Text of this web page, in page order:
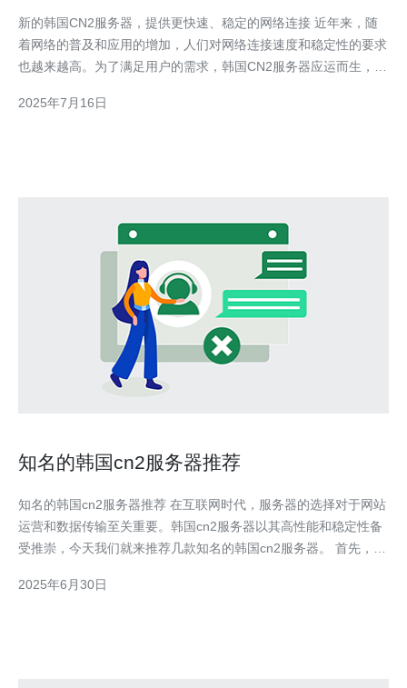
新的韩国CN2服务器，提供更快速、稳定的网络连接 近年来，随
着网络的普及和应用的增加，人们对网络连接速度和稳定性的要求
也越来越高。为了满足用户的需求，韩国CN2服务器应运而生，通
韩国CN2服务器采用先进的技术和设备，能够提供更快速的网络连
2025年7月16日
知名的韩国cn2服务器推荐
知名的韩国cn2服务器推荐 在互联网时代，服务器的选择对于网站
运营和数据传输至关重要。韩国cn2服务器以其高性能和稳定性备
受推崇，今天我们就来推荐几款知名的韩国cn2服务器。 首先，让
旗下的一个高速网络服务，其连接速度快、稳定性高、网络质量优
2025年6月30日